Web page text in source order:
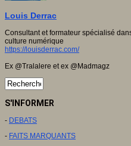
Louis Derrac
Consultant et formateur spécialisé
culture numérique
https://louisderrac.com/
Ex @Tralalere et ex @Madmagz
S'INFORMER
- DEBATS
- FAITS MARQUANTS